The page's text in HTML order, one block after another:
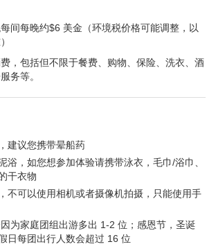
间每晚约$6 美金（环境税价格可能调整，以
，包括但不限于餐费、购物、保险、洗衣、酒
务等。
建议您携带晕船药
浴，如您想参加体验请携带泳衣，毛巾/浴巾、
干衣物
不可以使用相机或者摄像机拍摄，只能使用手
为家庭团组出游多出 1-2 位；感恩节，圣诞
日每团出行人数会超过 16 位